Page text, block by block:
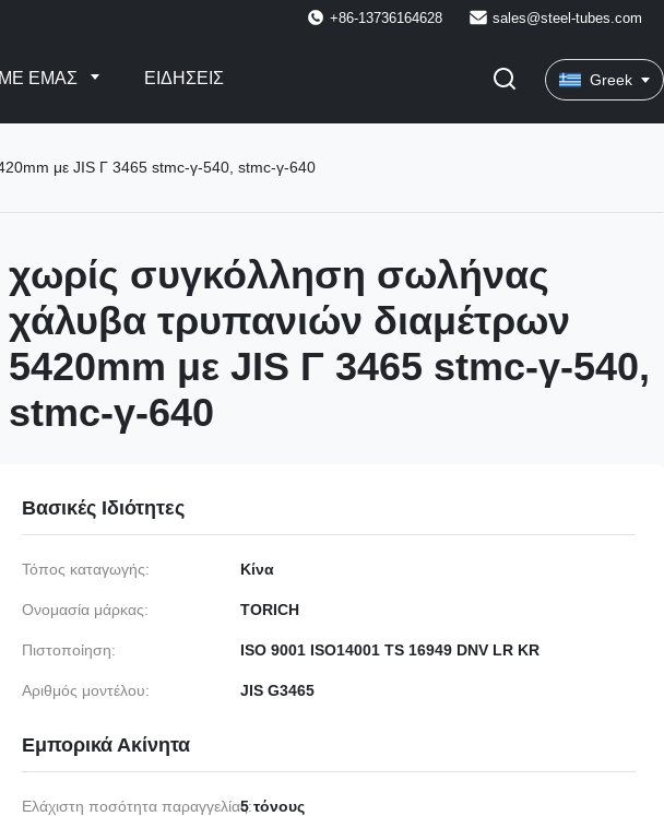
+86-13736164628 sales@steel-tubes.com
ΜΕ ΕΜΆΣ ΕΙΔΉΣΕΙΣ Greek
με JIS Γ 3465 stmc-γ-540, stmc-γ-640
χωρίς συγκόλληση σωλήνας
χάλυβα τρυπανιών διαμέτρων
5420mm με JIS Γ 3465 stmc-γ-540,
stmc-γ-640
Βασικές Ιδιότητες
Τόπος καταγωγής: Κίνα
Ονομασία μάρκας: TORICH
Πιστοποίηση: ISO 9001 ISO14001 TS 16949 DNV LR KR
Αριθμός μοντέλου: JIS G3465
Εμπορικά Ακίνητα
Ελάχιστη ποσότητα παραγγελίας:5 τόνους